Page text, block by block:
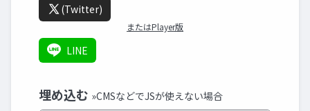
(Twitter)
またはPlayer版
LINE
埋め込む »CMSなどでJSが使えない場合